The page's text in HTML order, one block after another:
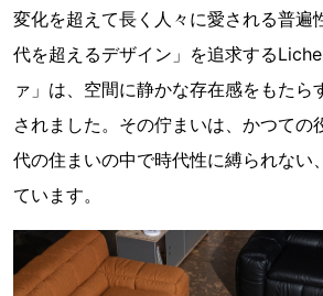
変化を超えて長く人々に愛される普遍
代を超えるデザイン」を追求する
ァ」は、空間に静かな存在感をもたら
されました。その佇まいは、かつての
代の住まいの中で時代性に縛られない
ています。